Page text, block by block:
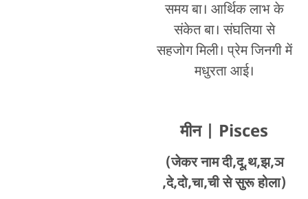
समय बा। आर्थिक लाभ के
संकेत बा। संघतिया से
सहजोग मिली। प्रेम जिनगी में
मधुरता आई।
मीन | Pisces
(जेकर नाम दी,दू,थ,झ,ञ
,दे,दो,चा,ची से सुरू होला)